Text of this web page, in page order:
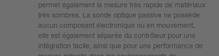
permet également la mesure très rapide de matériaux
très sombres. La sonde optique passive ne possède
aucun composant électronique ou en mouvement,
elle est également séparée du contrôleur pour une
intégration facile, ainsi que pour une performance de